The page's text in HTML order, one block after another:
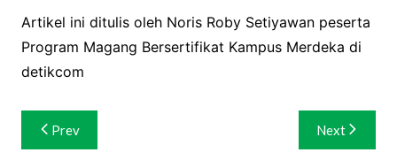
Artikel ini ditulis oleh Noris Roby Setiyawan peserta
Program Magang Bersertifikat Kampus Merdeka di
detikcom
Navigasi
pos
Prev Next